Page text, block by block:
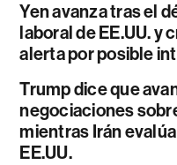
Yen avanza tras el
laboral de EE.UU. y
alerta por posible
Trump dice que
negociaciones
mientras Irán
EE.UU.